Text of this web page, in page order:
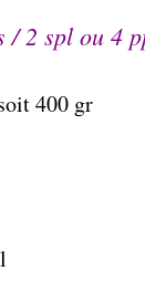
/ 2 spl ou 4
400 gr